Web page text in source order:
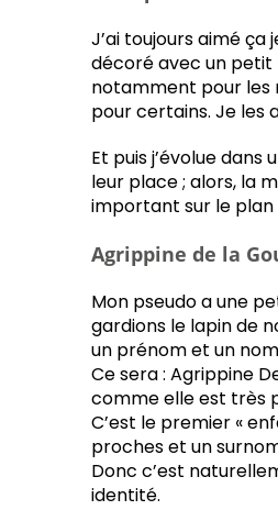
J’ai toujours aimé ça
décoré avec un petit
notamment pour les
pour certains. Je les
Et puis j’évolue
leur place ; alors, la
important sur le plan
Agrippine de la
Mon pseudo a une
gardions le lapin de
un prénom et un
Ce sera : Agrippine
comme elle est très
C’est le premier «
proches et un
Donc c’est
identité.